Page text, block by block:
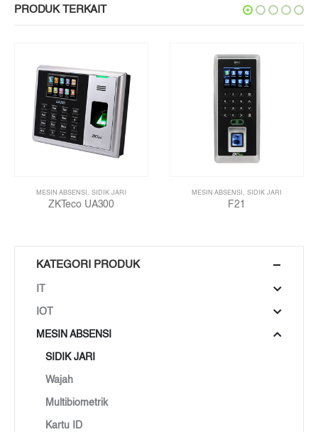
PRODUK TERKAIT
MESIN ABSENSI SIDIK JARI
ZKTeco UA300
MESIN ABSENSI SIDIK JARI
F21
KATEGORI PRODUK
IOT
MESIN ABSENSI
SIDIK JARI
Wajah
Multibiometrik
Kartu ID